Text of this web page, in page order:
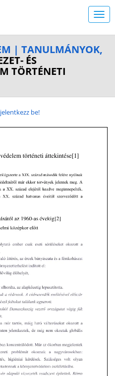
| TANULMÁNYOK,
ÉS
TÖRTÉNETI
be!